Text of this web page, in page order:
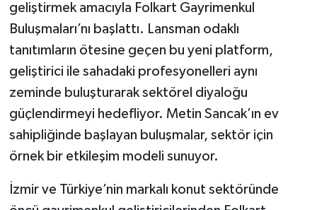
geliştirmek amacıyla Folkart Gayrimenkul
Buluşmaları’nı başlattı. Lansman odaklı
tanıtımların ötesine geçen bu yeni platform,
geliştirici ile sahadaki profesyonelleri aynı
zeminde buluşturarak sektörel diyaloğu
güçlendirmeyi hedefliyor. Metin Sancak’ın ev
sahipliğinde başlayan buluşmalar, sektör için
örnek bir etkileşim modeli sunuyor.
İzmir ve Türkiye’nin markalı konut sektöründe